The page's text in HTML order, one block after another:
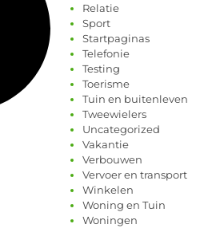
Relatie
Sport
Startpaginas
Telefonie
Testing
Toerisme
Tuin en buitenleven
Tweewielers
Uncategorized
Vakantie
Verbouwen
Vervoer en transport
Winkelen
Woning en Tuin
Woningen